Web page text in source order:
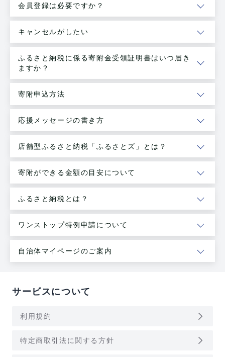
会員登録は必要ですか？
キャンセルがしたい
ふるさと納税に係る寄附金受領証明書はいつ届き
ますか？
寄附申込方法
応援メッセージの書き方
店舗型ふるさと納税「ふるさとズ」とは？
寄附ができる金額の目安について
ふるさと納税とは？
ワンストップ特例申請について
自治体マイページのご案内
サービスについて
利用規約 arrow_forward_ios
特定商取引法に関する方針 arrow_forward_ios